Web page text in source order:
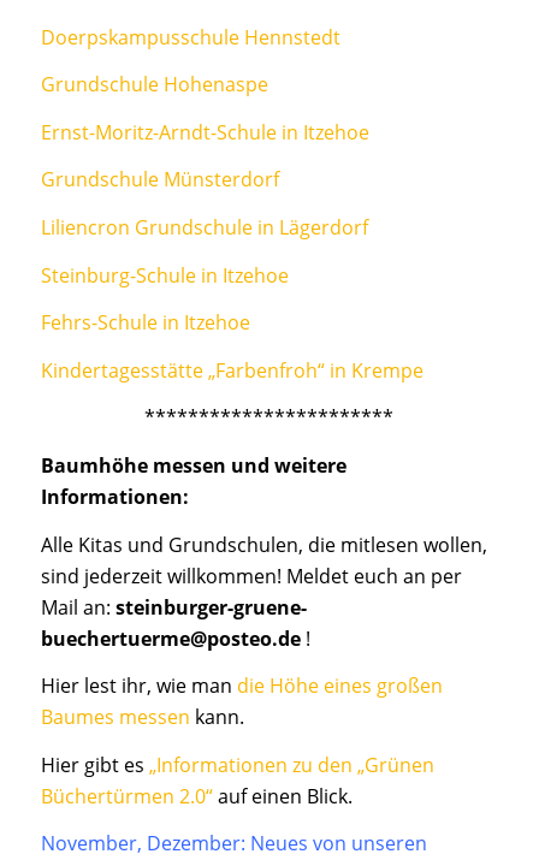
Doerpskampusschule Hennstedt
Grundschule Hohenaspe
Ernst-Moritz-Arndt-Schule in Itzehoe
Grundschule Münsterdorf
Liliencron Grundschule in Lägerdorf
Steinburg-Schule in Itzehoe
Fehrs-Schule in Itzehoe
Kindertagesstätte „Farbenfroh“ in Krempe
***********************
Baumhöhe messen und weitere
Informationen:
Alle Kitas und Grundschulen, die mitlesen wollen,
sind jederzeit willkommen! Meldet euch an per
Mail an: steinburger-gruene-
buechertuerme@posteo.de!
Hier lest ihr, wie man die Höhe eines großen
Baumes messen kann.
Hier gibt es „Informationen zu den „Grünen
Büchertürmen 2.0“auf einen Blick.
November, Dezember: Neues von unseren